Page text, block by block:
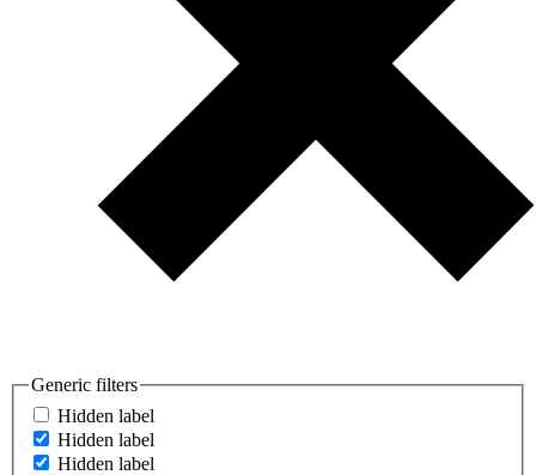
Generic filters
Hidden label
Hidden label
Hidden label